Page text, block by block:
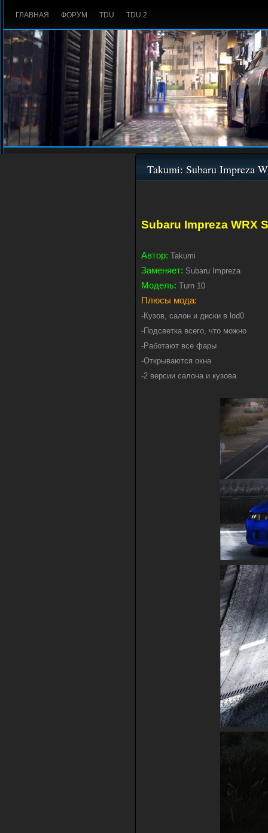
ГЛАВНАЯ ФОРУМ TDU TDU 2
Takumi: Subaru Impreza
Subaru Impreza WRX
Автор: Takumi
Заменяет: Subaru Impreza
Модель: Turn 10
Плюсы мода:
-Кузов, салон и диски в lod0
-Подсветка всего, что можно
-Работают все фары
-Открываются окна
-2 версии салона и кузова